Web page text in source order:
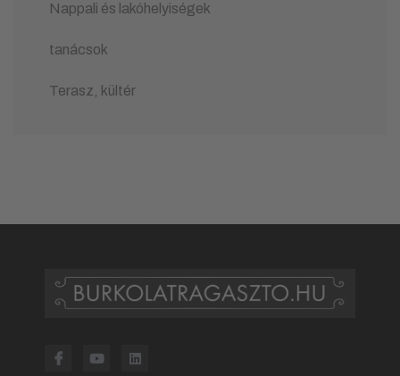
Nappali és lakóhelyiségek
tanácsok
Terasz, kültér